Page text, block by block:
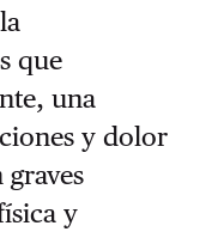
que
una
y dolor
y